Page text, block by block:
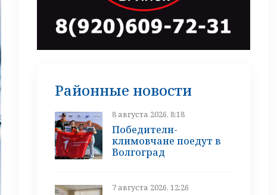
Районные новости
8 августа 2026, 8:18
Победители-
климовчане поедут в
Волгоград
7 августа 2026, 12:26